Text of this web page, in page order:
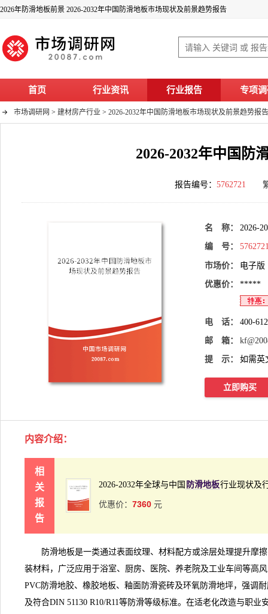
2026年防滑地板前景 2026-2032年中国防滑地板市场现状及前景趋势报告
首页 行业资讯 行业报告 专项
市场调研网 > 建材房产行业 > 2026-2032年中国防滑地板市场现状及前景趋势报告
2026-2032年中国防
报告编号： 5762721
名 称： 2026-
编 号：
市场价： 电子版
优惠价： *****
电 话： 400-
邮 箱：
提 示： 如需英
立即购买
内容介绍：
相
关
报
告
2026-2032年全球与中国 防滑地板行业现状及
优惠价： 7360 元
防滑地板是一类通过表面纹理、材料配方或涂层处理提升摩擦
装材料，广泛应用于浴室、厨房、医院、养老院及工业车间等高
PVC防滑地胶、橡胶地板、釉面防滑瓷砖及环氧防滑地坪，强调
及符合DIN 51130 R10/R11等防滑等级标准。在适老化改造与职